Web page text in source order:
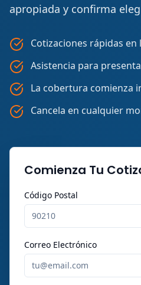
apropiada y confirma
Cotizaciones rápidas
Asistencia para
La cobertura comienza
Cancela en cualquier
Comienza Tu
Código Postal
Correo Electrónico